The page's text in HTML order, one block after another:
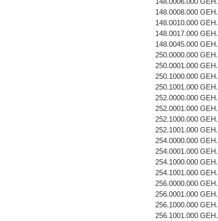
148.0008.000
148.0010.000
148.0017.000
148.0045.000
250.0000.000
250.0001.000
250.1000.000
250.1001.000
252.0000.000
252.0001.000
252.1000.000
252.1001.000
254.0000.000
254.0001.000
254.1000.000
254.1001.000
256.0000.000
256.0001.000
256.1000.000
256.1001.000